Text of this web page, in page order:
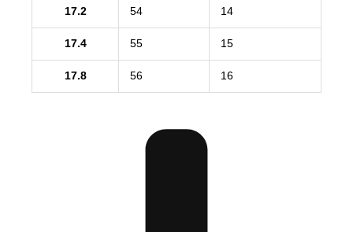
17.2 54 14
17.4 55 15
17.8 56 16